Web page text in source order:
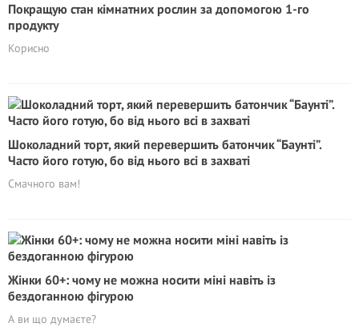
Покращую стан кімнатних рослин за допомогою 1-го
продукту
Корисно
Шоколадний торт, який перевершить батончик “Баунті”.
Часто його готую, бо від нього всі в захваті
Смачного вам!
Жінки 60+: чому не можна носити міні навіть із
бездоганною фігурою
А ви що думаєте?